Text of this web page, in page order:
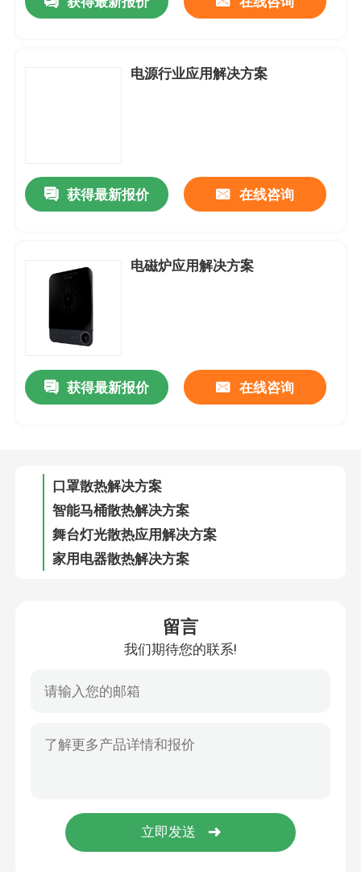
风扇配件
电源行业应用解决方案
获得最新报价 在线咨询
电磁炉应用解决方案
获得最新报价 在线咨询
口罩散热解决方案
智能马桶散热解决方案
舞台灯光散热应用解决方案
家用电器散热解决方案
留言
我们期待您的联系!